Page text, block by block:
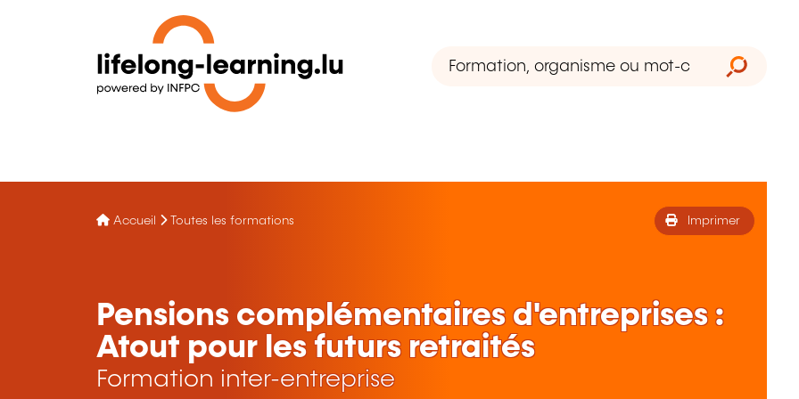
Accueil Toutes les formations Imprimer
Pensions complémentaires d'entreprises :
Atout pour les futurs retraités
Formation inter-entreprise